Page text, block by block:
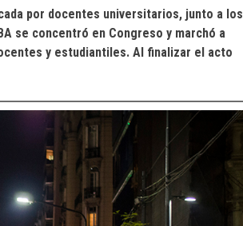
por docentes universitarios, junto a los
se concentró en Congreso y marchó a
y estudiantiles. Al finalizar el acto